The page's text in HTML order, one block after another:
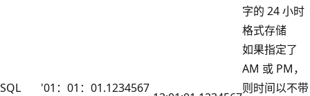
字的 24 小时
格式存储
SQL
'01：01：01.1234567
如果指定了
AM 或 PM，
则时间以不带